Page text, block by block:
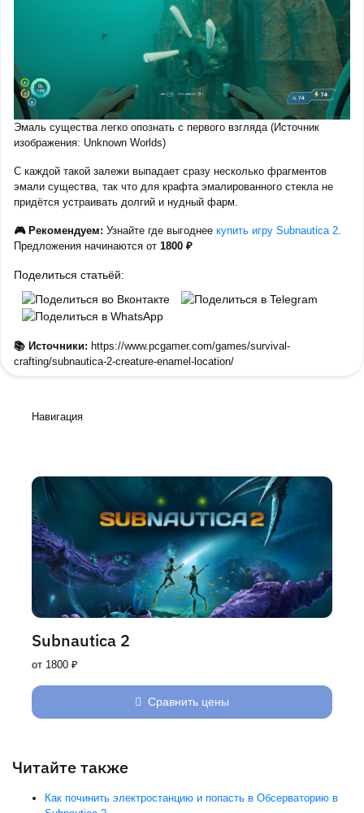
Эмаль существа легко опознать с первого взгляда (Источник
изображения: Unknown Worlds)
С каждой такой залежи выпадает сразу несколько фрагментов
эмали существа, так что для крафта эмалированного стекла не
придётся устраивать долгий и нудный фарм.
🎮 Рекомендуем: Узнайте где выгоднее купить игру Subnautica 2
Предложения начинаются от 1800 ₽
Поделиться статьёй:
📚 Источники: https://www.pcgamer.com/games/survival-
crafting/subnautica-2-creature-enamel-location/
Навигация
Subnautica 2
от 1800 ₽
Сравнить цены
Читайте также
Как починить электростанцию и попасть в Обсерваторию в